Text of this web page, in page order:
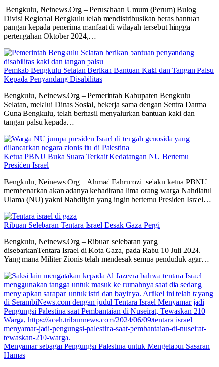
Bengkulu, Neinews.Org – Perusahaan Umum (Perum) Bulog
Divisi Regional Bengkulu telah mendistribusikan beras bantuan
pangan kepada penerima manfaat di wilayah tersebut hingga
pertengahan Oktober 2024,…
Pemkab Bengkulu Selatan Berikan Bantuan Kaki dan Tangan Palsu
Kepada Penyandang Disabilitas
Bengkulu, Neinews.Org – Pemerintah Kabupaten Bengkulu
Selatan, melalui Dinas Sosial, bekerja sama dengan Sentra Darma
Guna Bengkulu, telah berhasil menyalurkan bantuan kaki dan
tangan palsu kepada…
Ketua PBNU Buka Suara Terkait Kedatangan NU Bertemu
Presiden Israel
Bengkulu, Neinews.Org – Ahmad Fahrurozi selaku ketua PBNU
membenarkan akan adanya kehadirana lima orang warga Nahdlatul
Ulama (NU) yakni Nahdliyin yang ingin bertemu Presiden Israel…
Ribuan Selebaran Tentara Israel Desak Gaza Pergi
Bengkulu, Neinews.Org – Ribuan selebaran yang
disebarkanTentara Israel di Kota Gaza, pada Rabu 10 Juli 2024.
Yang mana Militer Zionis telah mendesak semua penduduk agar…
Menyamar sebagai Pengungsi Palestina untuk Mengelabui Sasaran
Hamas